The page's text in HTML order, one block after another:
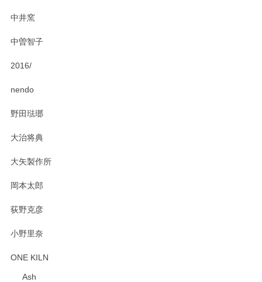
中井窯
中曽智子
2016/
nendo
野田琺瑯
大治将典
大矢製作所
岡本太郎
荻野克彦
小野里奈
ONE KILN
Ash